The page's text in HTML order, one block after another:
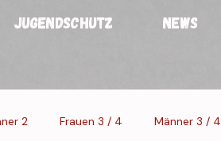
JUGENDSCHUTZ NEWS
2 Frauen 3 / 4 Männer 3 / 4